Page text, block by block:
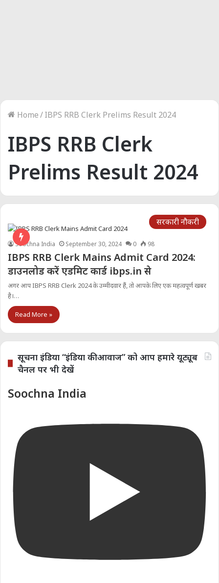
Home/IBPS RRB Clerk Prelims Result 2024
IBPS RRB Clerk
Prelims Result 2024
सरकारी नौकरी
Soochna India September 30, 2024 0 98
IBPS RRB Clerk Mains Admit Card 2024:
डाउनलोड करें एडमिट कार्ड ibps.in से
अगर आप IBPS RRB Clerk 2024 के उम्मीदवार हैं, तो आपके लिए एक महत्वपूर्ण खबर
है।…
Read More »
सूचना इंडिया “इंडिया की आवाज” को आप हमारे यूट्यूब
चैनल पर भी देखें
Soochna India